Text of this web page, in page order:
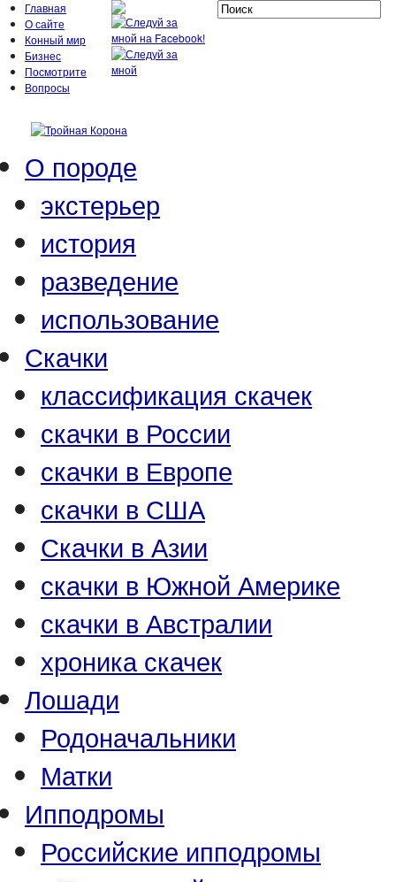
Главная
О сайте
Конный мир
Бизнес
Посмотрите
Вопросы
О породе
экстерьер
история
разведение
использование
Скачки
классификация скачек
скачки в России
скачки в Европе
скачки в США
Скачки в Азии
скачки в Южной Америке
скачки в Австралии
хроника скачек
Лошади
Родоначальники
Матки
Ипподромы
Российские ипподромы